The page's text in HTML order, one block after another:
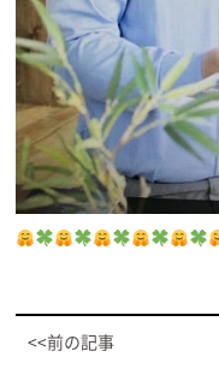
<<前の記事